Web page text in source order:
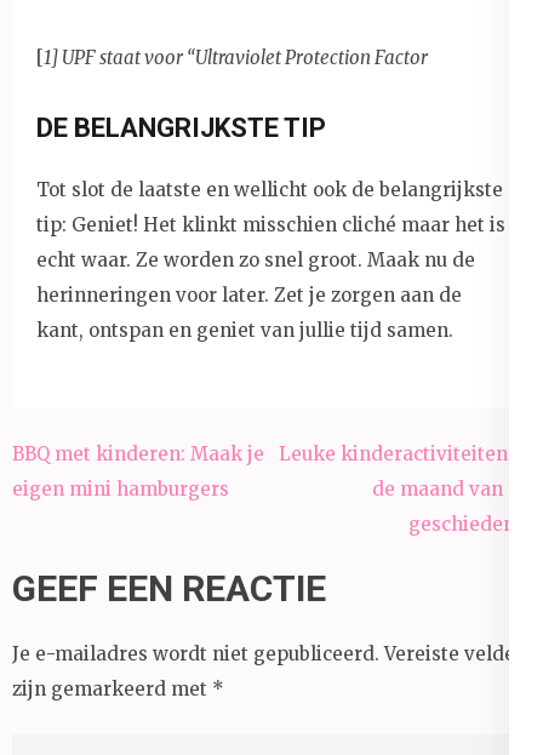
1] UPF staat voor “Ultraviolet Protection Factor
DE BELANGRIJKSTE TIP
Tot slot de laatste en wellicht ook de belangrijkste
tip: Geniet! Het klinkt misschien cliché maar het is
echt waar. Ze worden zo snel groot. Maak nu de
herinneringen voor later. Zet je zorgen aan de
kant, ontspan en geniet van jullie tijd samen.
Bericht
navigatie
BBQ met kinderen: Maak je
eigen mini hamburgers
Leuke kinderactiviteiten in
de maand van de
geschiedenis
GEEF EEN REACTIE
Je e-mailadres wordt niet gepubliceerd. Vereiste velden
zijn gemarkeerd met *